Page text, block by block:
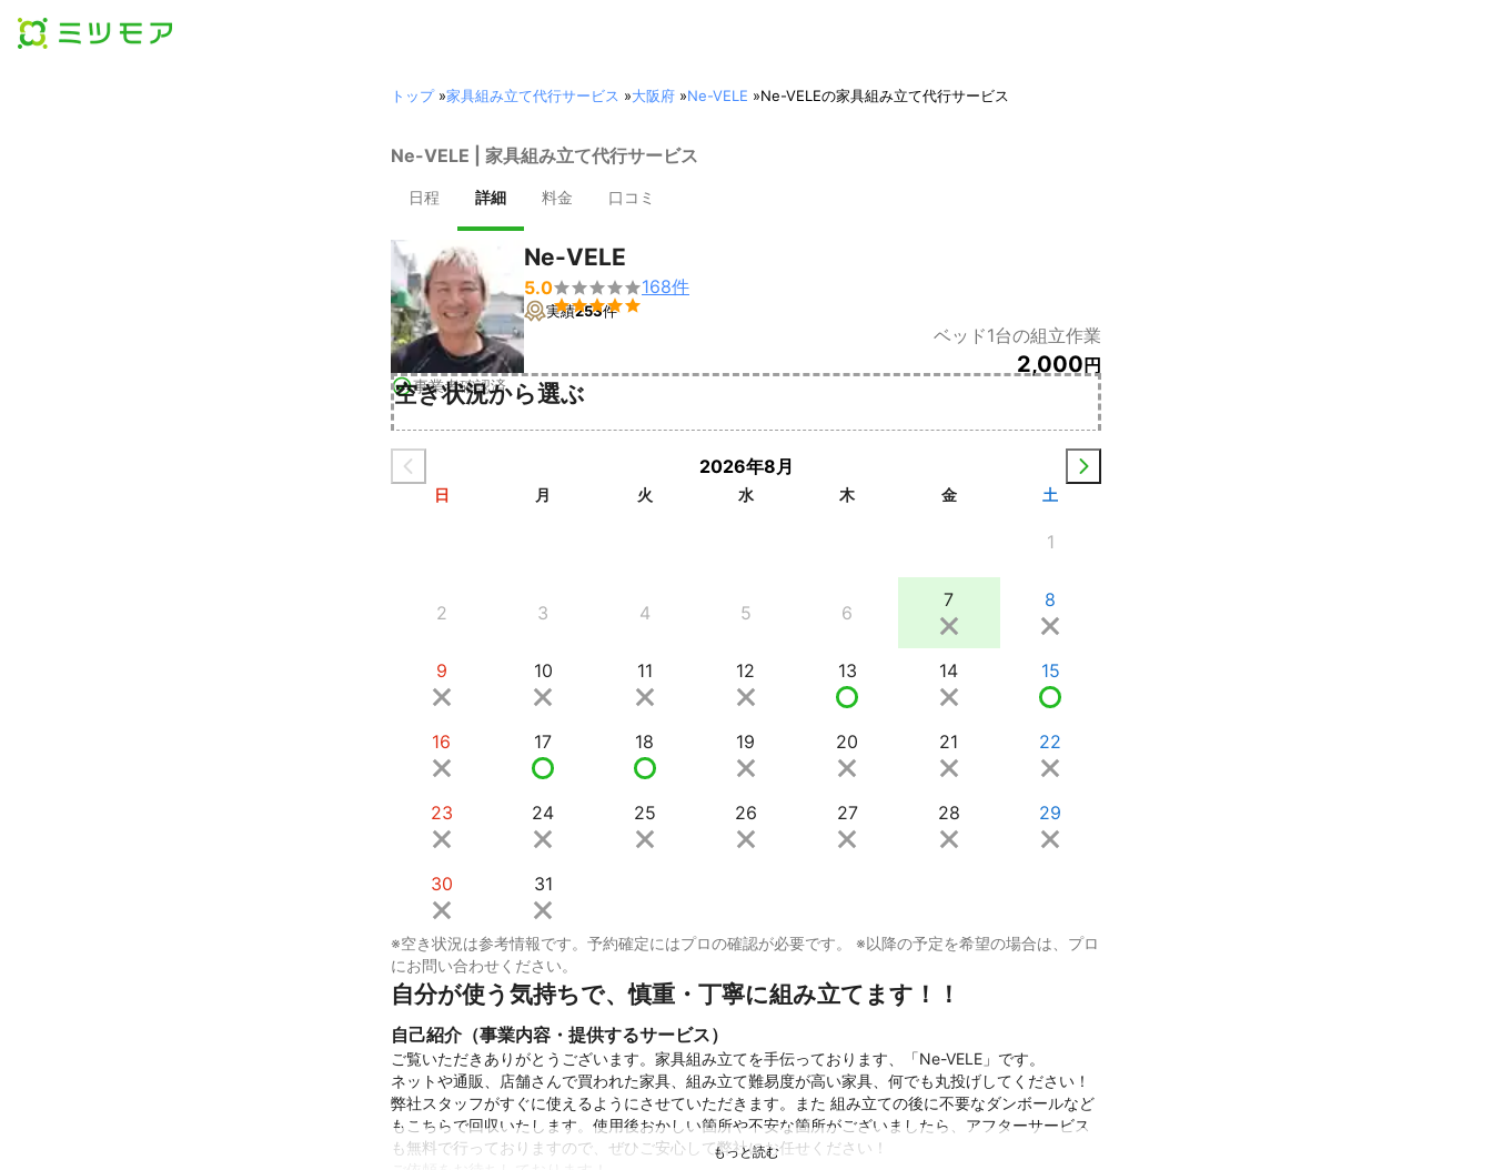
トップ»家具組み立て代行サービス »大阪府 »Ne-VELE »Ne-VELEの家具組み立て代行サービス
Ne-VELE | 家具組み立て代行サービス
日程 詳細 料金 口コミ
事業者確認済
Ne-VELE
5.0

168件
実績253件
ベッド1台の組立作業
2,000 円
空き状況から選ぶ
2026年8月
日 月 火 水 木 金 土
1
2 3 4 5 6
7 8
9 10 11 12 13 14 15
16 17 18 19 20 21 22
23 24 25 26 27 28 29
30 31
※空き状況は参考情報です。予約確定にはプロの確認が必要です。 ※以降の予定を希望の場合は、プロ
にお問い合わせください。
自分が使う気持ちで、慎重・丁寧に組み立てます！！
自己紹介（事業内容・提供するサービス）
ご覧いただきありがとうございます。家具組み立てを手伝っております、「Ne-VELE」です。
ネットや通販、店舗さんで買われた家具、組み立て難易度が高い家具、何でも丸投げしてください！
弊社スタッフがすぐに使えるようにさせていただきます。また 組み立ての後に不要なダンボールなど
もこちらで回収いたします。使用後おかしい箇所や不安な箇所がございましたら、アフターサービス
も無料で行っておりますので、ぜひご安心して弊社にお任せください！